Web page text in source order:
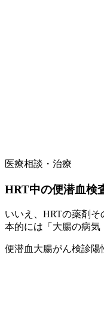
医療相談・治療
HRT中の便潜血検
いいえ、HRTの薬剤
本的には「大腸の病気
便潜血 大腸がん検診陽